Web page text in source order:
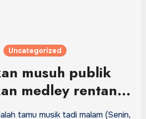
Uncategorized
musuh publik
medley rentang
di Kimmel